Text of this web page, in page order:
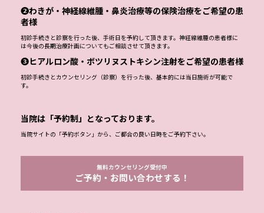
❷わきが・神経線維腫・鼻炎治療等の保険治療をご希望の患
者様
初診手続きと診察を行った後、手術日を予約して頂きます。神経線維腫の患者様に
は今後の長期治療計画についてもご相談させて頂きます。
❸ヒアルロン酸・ボツリヌストキシン注射をご希望の患者様
初診手続きとカウンセリング（診察）を行った後、基本的には当日施術が可能で
す。
当院は「予約制」となっております。
当院サイトの「予約ボタン」から、ご都合の良い日時をご予約下さい。
無料カウンセリング受付中
ご予約・お問い合わせする！